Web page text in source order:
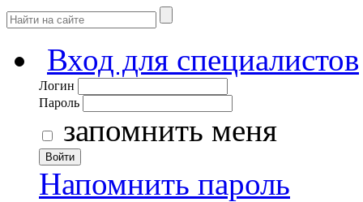
Вход для специалистов
Логин
Пароль
запомнить меня
Войти
Напомнить пароль